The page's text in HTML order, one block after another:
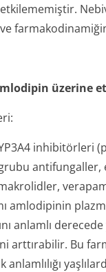
üzerine
inhibitörleri
antifungaller,
amlodipinin
anlamlı
arttırabilir. Bu